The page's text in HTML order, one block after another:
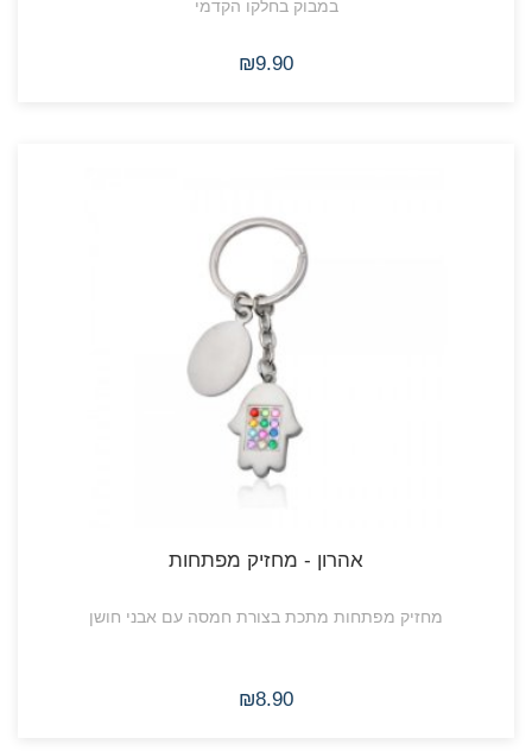
במבוק בחלקו הקדמי
₪9.90
אהרון - מחזיק מפתחות
מחזיק מפתחות מתכת בצורת חמסה עם אבני חושן
₪8.90